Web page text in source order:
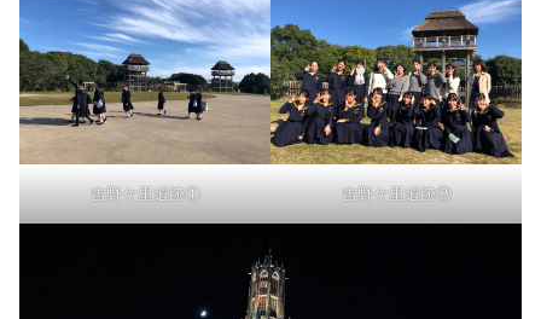
吉野ケ里遺跡① 吉野ケ里遺跡②